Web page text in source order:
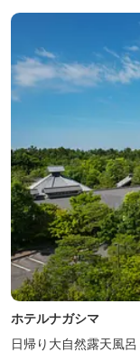
ホテルナガシマ
日帰り大自然露天風